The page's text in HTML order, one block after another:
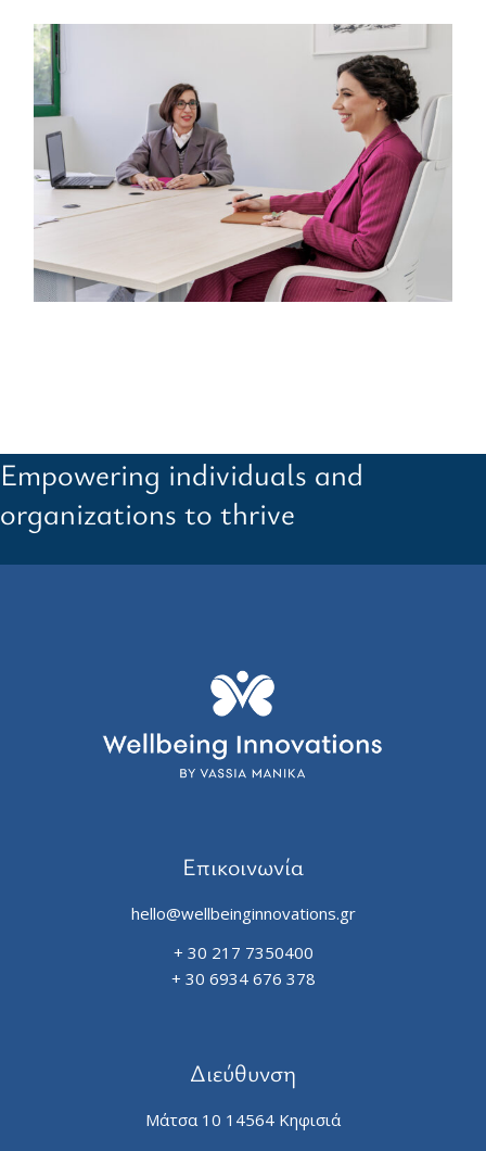
Empowering individuals and
organizations to thrive
Επικοινωνία
hello@wellbeinginnovations.gr
+ 30 217 7350400
+ 30 6934 676 378
Διεύθυνση
Μάτσα 10 14564 Κηφισιά